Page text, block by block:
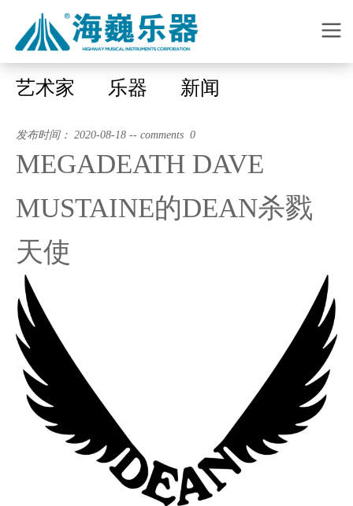
艺术家 乐器 新闻
发布时间： 2020-08-18 -- comments 0
MEGADEATH DAVE
MUSTAINE的DEAN杀戮
天使